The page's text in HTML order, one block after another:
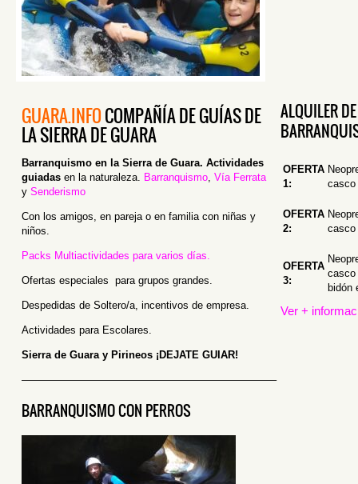
GUARA.INFOCOMPAÑÍA DE GUÍAS DE
LA SIERRA DE GUARA
Barranquismo en la Sierra de Guara. Actividades
guiadasen la naturaleza. Barranquismo, Vía Ferrata
y Senderismo
Con los amigos, en pareja o en familia con niñas y
niños.
Packs Multiactividades para varios días.
Ofertas especiales para grupos grandes.
Despedidas de Soltero/a, incentivos de empresa.
Actividades para Escolares.
Sierra de Guara y Pirineos ¡DEJATE GUIAR!
————————————————————————–
BARRANQUISMO CON PERROS
ALQUILER
OFERTA
1:
casco
OFERTA
2:
casco
OFERTA
3:
bidón
Ver +